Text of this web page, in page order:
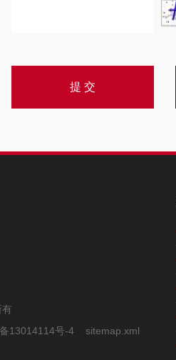
13014114号-4 sitemap.xml